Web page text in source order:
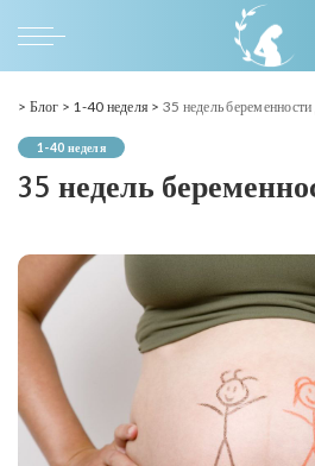
> Блог > 1-40 неделя > 35 недель
1-40 неделя
35 недель